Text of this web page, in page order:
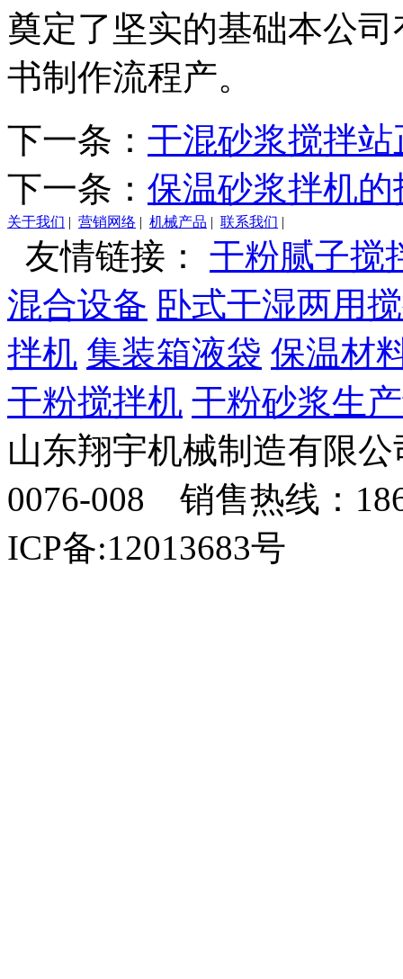
奠定了坚实的基础本公
书制作流程产。
下一条： 干混砂浆搅拌
下一条： 保温砂浆拌机
关于我们 | 营销网络 | 机械产品 | 联系我们 |
友情链接： 干粉腻子搅
混合设备 卧式干湿两用
拌机 集装箱液袋 保温材
干粉搅拌机 干粉砂浆生
山东翔宇机械制造有限
0076-008 销售热线：
ICP备:12013683号